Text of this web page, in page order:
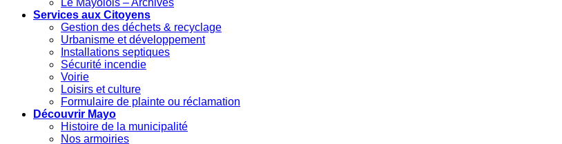
Services aux Citoyens
Gestion des déchets & recyclage
Urbanisme et développement
Installations septiques
Sécurité incendie
Voirie
Loisirs et culture
Formulaire de plainte ou réclamation
Découvrir Mayo
Histoire de la municipalité
Nos armoiries